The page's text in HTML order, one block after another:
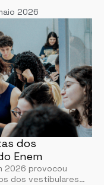
2026
dos
Enem
2026 provocou
dos vestibulares…